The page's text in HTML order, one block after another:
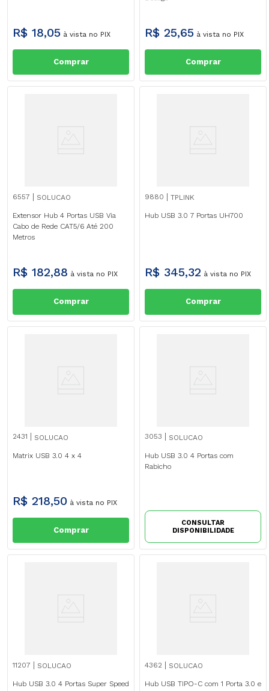
R$ 18,05 à vista no PIX
Comprar
R$ 25,65 à vista no PIX
Comprar
6557 SOLUCAO
Extensor Hub 4 Portas USB Via
Cabo de Rede CAT5/6 Até 200
Metros
R$ 182,88 à vista no PIX
Comprar
9880 TPLINK
Hub USB 3.0 7 Portas UH700
R$ 345,32 à vista no PIX
Comprar
2431 SOLUCAO
Matrix USB 3.0 4 x 4
R$ 218,50 à vista no PIX
Comprar
3053 SOLUCAO
Hub USB 3.0 4 Portas com
Rabicho
CONSULTAR
DISPONIBILIDADE
11207 SOLUCAO
Hub USB 3.0 4 Portas Super Speed
4362 SOLUCAO
Hub USB TIPO-C com 1 Porta 3.0 e